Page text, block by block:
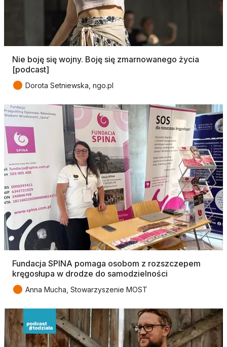
Nie boję się wojny. Boję się zmarnowanego życia
[podcast]
● Dorota Setniewska, ngo.pl
Fundacja SPINA pomaga osobom z rozszczepem
kręgosłupa w drodze do samodzielności
● Anna Mucha, Stowarzyszenie MOST